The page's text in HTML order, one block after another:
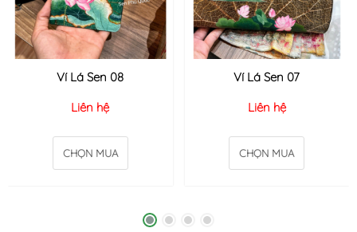
Ví Lá Sen 08
Liên hệ
CHỌN MUA
Ví Lá Sen 07
Liên hệ
CHỌN MUA